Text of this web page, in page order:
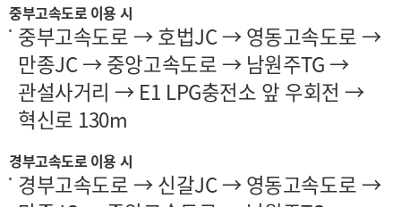
중부고속도로 이용 시
중부고속도로 → 호법JC → 영동고속도로 →
만종JC → 중앙고속도로 → 남원주TG →
관설사거리 → E1 LPG충전소 앞 우회전 →
혁신로 130m
경부고속도로 이용 시
경부고속도로 → 신갈JC → 영동고속도로 →